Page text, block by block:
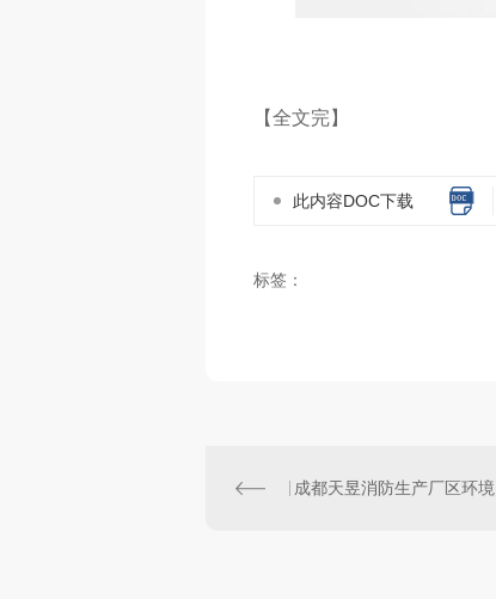
【全文完】
此内容DOC下载
标签：
成都天昱消防生产厂区环境